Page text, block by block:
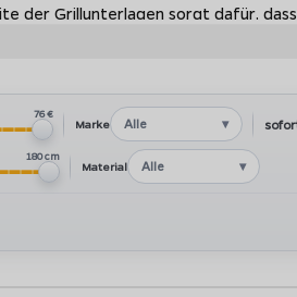
der Grillunterlagen sorgt dafür,
76 €
Marke Alle
180 cm
Material Alle